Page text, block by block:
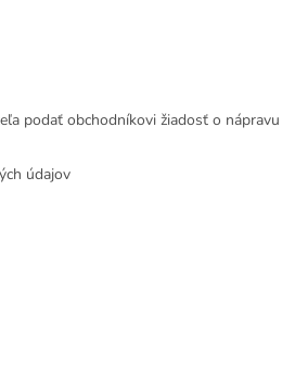
podať obchodníkovi žiadosť o nápravu
údajov